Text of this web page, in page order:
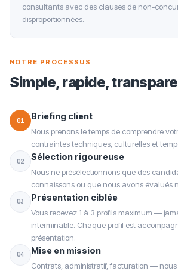
consultants avec des clauses de non-
disproportionnées.
NOTRE PROCESSUS
Simple, rapide,
01 Briefing client
Nous prenons le temps de comprendre
contraintes techniques, culturelles et
02 Sélection rigoureuse
Nous ne présélectionnons que des
connaissons ou que nous avons évalués
03 Présentation ciblée
Vous recevez 1 à 3 profils maximum —
interminable. Chaque profil est
présentation.
04 Mise en mission
Contrats, administratif, facturation —